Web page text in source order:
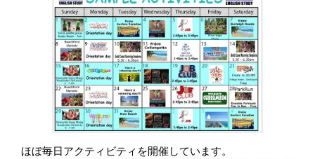
ほぼ毎日アクティビティを開催しています。